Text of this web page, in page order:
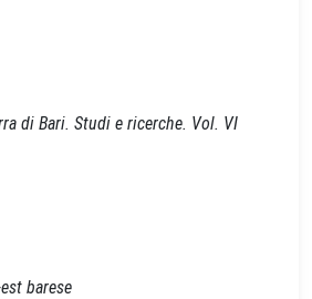
di Bari. Studi e ricerche. Vol. VI
barese